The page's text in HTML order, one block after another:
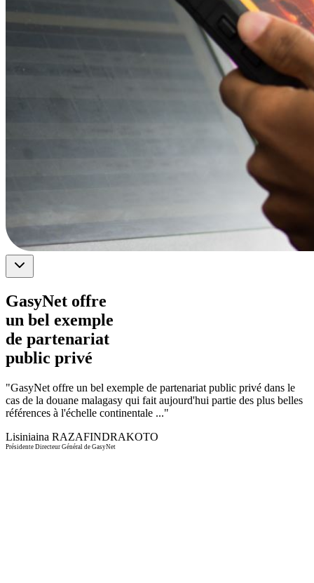
GasyNet offre
un bel exemple
de partenariat
public privé
"GasyNet offre un bel exemple de partenariat public privé dans le
cas de la douane malagasy qui fait aujourd'hui partie des plus belles
références à l'échelle continentale ..."
Lisiniaina RAZAFINDRAKOTO
Présidente Directeur Général de GasyNet